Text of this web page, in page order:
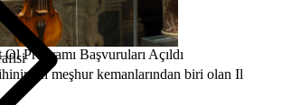
Programı Başvuruları Açıldı
en meşhur kemanlarından biri olan Il